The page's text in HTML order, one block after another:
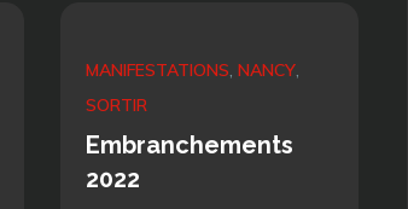
MANIFESTATIONS NANCY
SORTIR
Embranchements
2022